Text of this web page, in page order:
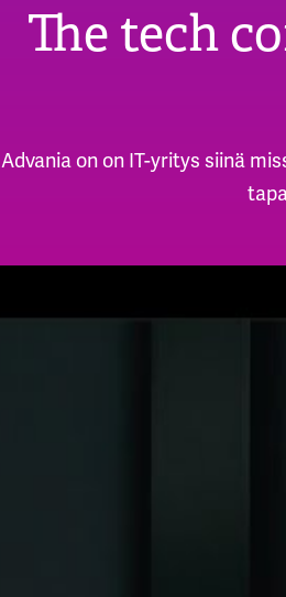
The tech
Advania on on IT-yritys siinä